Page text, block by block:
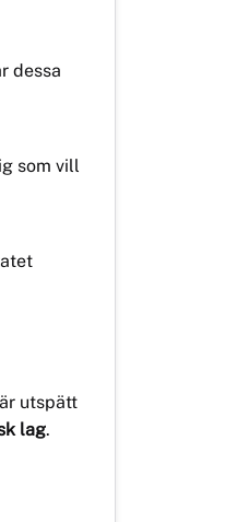
dessa
som vill
utspätt
lag.